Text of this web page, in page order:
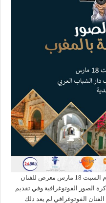
تحتضن الخزانة الوسائطية بالمحمدية يوم السبت 18 مارس معرض للفنان
الصور الفوتوغرافية وفي تقديم
الفوتوغرافي لم يعد ذلك